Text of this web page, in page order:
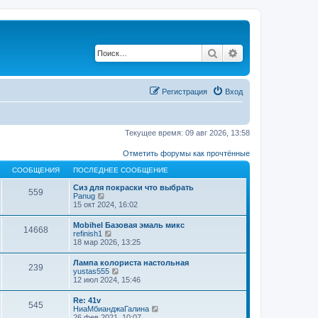
Поиск
Вход
Регистрация
Текущее время: 09 авг 2026, 13:58
Отметить форумы как прочтённые
СООБЩЕНИЯ ПОСЛЕДНЕЕ СООБЩЕНИЕ
559
Сиз для покраски что выбрать
Panug
е
е
й
т
и
к
п
о
с
л
д
н
15 окт 2024, 16:02
14668
Mobihel Базовая эмаль микс
refinish1
е
й
т
и
к
о
18 мар 2026, 13:25
239
Лампа колориста настольная
yustas555
е
т
12 июл 2024, 15:46
545
Re: 41v
НиаМбианджаГалина